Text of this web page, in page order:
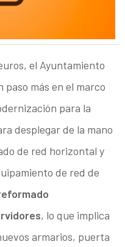
el Ayuntamiento
más en el marco
para la
desplegar de la mano
de red horizontal y
de red de
, lo que implica
armarios, puerta